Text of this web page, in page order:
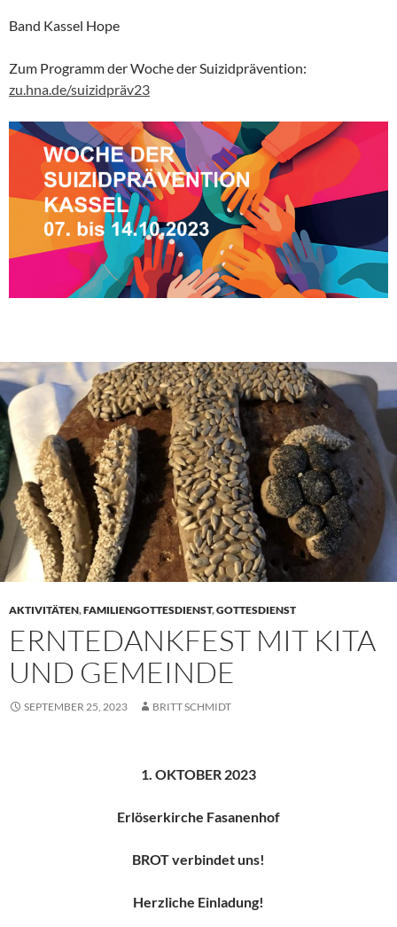
Band Kassel Hope
Zum Programm der Woche der Suizidprävention:
zu.hna.de/suizidpräv23
AKTIVITÄTEN,FAMILIENGOTTESDIENST,GOTTESDIENST
ERNTEDANKFEST MIT KITA
UND GEMEINDE
SEPTEMBER 25, 2023 BRITT SCHMIDT
1. OKTOBER 2023
Erlöserkirche Fasanenhof
BROT verbindet uns!
Herzliche Einladung!